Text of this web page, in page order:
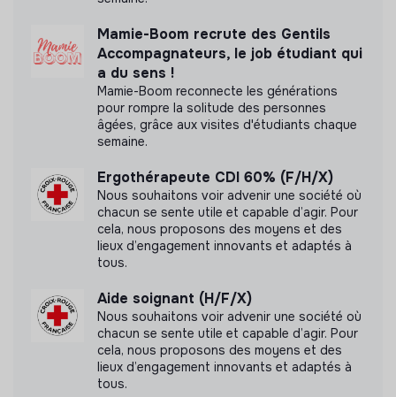
Mamie-Boom recrute des Gentils
Accompagnateurs, le job étudiant qui
a du sens !
Mamie-Boom reconnecte les générations
pour rompre la solitude des personnes
âgées, grâce aux visites d'étudiants chaque
semaine.
Ergothérapeute CDI 60% (F/H/X)
Nous souhaitons voir advenir une société où
chacun se sente utile et capable d’agir. Pour
cela, nous proposons des moyens et des
lieux d’engagement innovants et adaptés à
tous.
Aide soignant (H/F/X)
Nous souhaitons voir advenir une société où
chacun se sente utile et capable d’agir. Pour
cela, nous proposons des moyens et des
lieux d’engagement innovants et adaptés à
tous.